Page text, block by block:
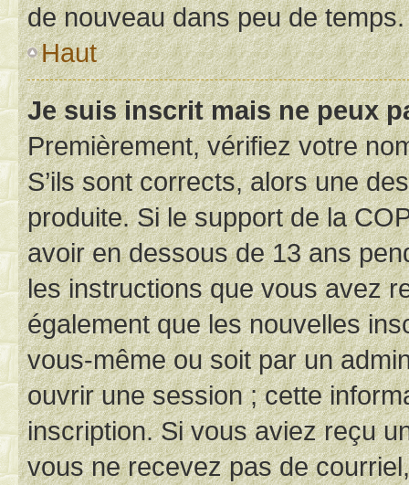
de nouveau dans peu de temps.
Haut
Je suis inscrit mais ne peux
Premièrement, vérifiez votre
S’ils sont corrects, alors une
produite. Si le support de la
avoir en dessous de 13 ans
les instructions que vous avez
également que les nouvelles
vous-même ou soit par un
ouvrir une session ; cette
inscription. Si vous aviez reçu
vous ne recevez pas de